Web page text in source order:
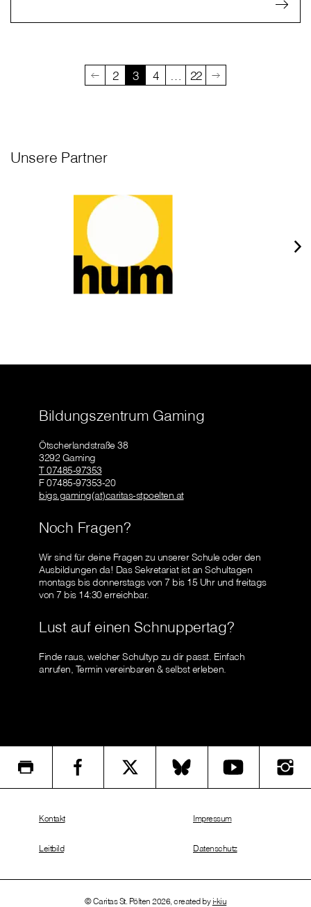
2 3 4 … 22
Unsere Partner
Bildungszentrum Gaming
Ötscherlandstraße 38
3292 Gaming
T 07485-97353
F 07485-97353-20
bigs.gaming(at)caritas-stpoelten.at
Noch Fragen?
Wir sind für deine Fragen zu unserer Schule oder den
Ausbildungen da! Das Sekretariat ist an Schultagen
montags bis donnerstags von 7 bis 15 Uhr und freitags
von 7 bis 14:30 erreichbar.
Lust auf einen Schnuppertag?
Finde raus, welcher Schultyp zu dir passt. Einfach
anrufen, Termin vereinbaren & selbst erleben.
© Caritas St. Pölten 2026, created by i-kiu
Kontakt
Leitbild
Impressum
Datenschutz